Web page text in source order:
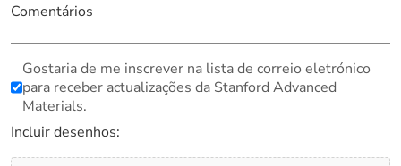
Comentários
Gostaria de me inscrever na lista de correio eletrónico
para receber actualizações da Stanford Advanced
Materials.
Incluir desenhos: